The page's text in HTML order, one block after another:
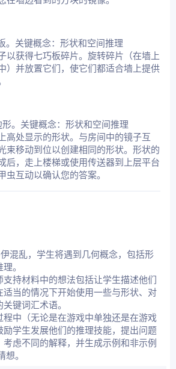
。关键概念：形状和空间推理
以获得七巧板碎片。旋转碎片（在墙上
）并放置它们，使它们都适合墙上提供
。关键概念：形状和空间推理
高处显示的形状。与房间中的镜子互
束移动到位以创建相同的形状。形状的
后，走上楼梯或使用传送器到上层平台
虫互动以确认您的答案。
混乱，学生将遇到几何概念，包括形
。
持材料中的想法包括让学生描述他们
适当的情况下开始使用一些与形状、对
键词汇术语。
中（无论是在游戏中单独还是在游戏
学生发展他们的推理技能，提出问题
虑不同的解释，并生成示例和非示例
。